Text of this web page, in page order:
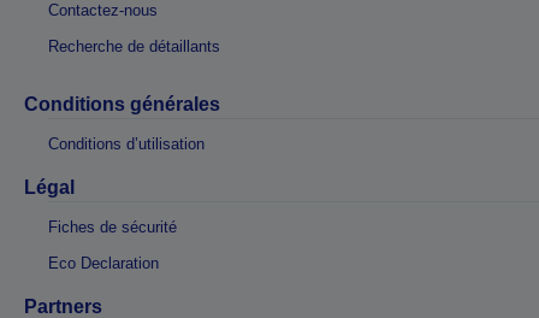
Contactez-nous
Recherche de détaillants
Conditions générales
Conditions d’utilisation
Légal
Fiches de sécurité
Eco Declaration
Partners